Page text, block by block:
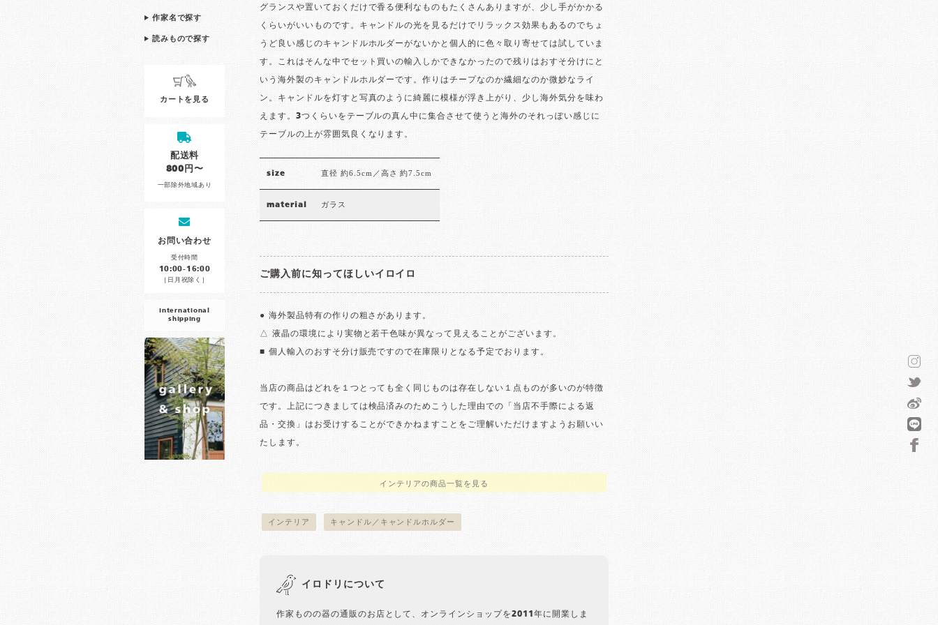
作家名で探す
読みもので探す
カートを見る
配送料
800円〜
一部除外地域あり
お問い合わせ
受付時間
10:00-16:00
［日月祝除く］
international
shipping
グランスや置いておくだけで香る便利なものもたくさんありますが、少し手がかかる
くらいがいいものです。キャンドルの光を見るだけでリラックス効果もあるのでちょ
うど良い感じのキャンドルホルダーがないかと個人的に色々取り寄せては試していま
す。これはそんな中でセット買いの輸入しかできなかったので残りはおすそ分けにと
いう海外製のキャンドルホルダーです。作りはチープなのか繊細なのか微妙なライ
ン。キャンドルを灯すと写真のように綺麗に模様が浮き上がり、少し海外気分を味わ
えます。3つくらいをテーブルの真ん中に集合させて使うと海外のそれっぽい感じに
テーブルの上が雰囲気良くなります。
size 直径 約6.5cm／高さ 約7.5cm
material ガラス
ご購入前に知ってほしいイロイロ
● 海外製品特有の作りの粗さがあります。
△ 液晶の環境により実物と若干色味が異なって見えることがございます。
■ 個人輸入のおすそ分け販売ですので在庫限りとなる予定でおります。
当店の商品はどれを１つとっても全く同じものは存在しない１点ものが多いのが特徴
です。上記につきましては検品済みのためこうした理由での「当店不手際による返
品・交換」はお受けすることができかねますことをご理解いただけますようお願いい
たします。
インテリアの商品一覧を見る
インテリア キャンドル／キャンドルホルダー
イロドリについて
作家ものの器の通販のお店として、オンラインショップを2011年に開業しま